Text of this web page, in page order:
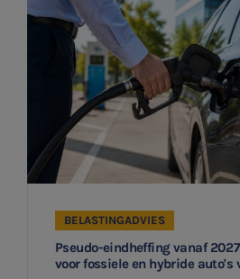
SNEL UW ANTWOORD VINDEN
Pseudo-eindheffing vanaf
voor fossiele en hybride auto's
BELASTINGADVIES